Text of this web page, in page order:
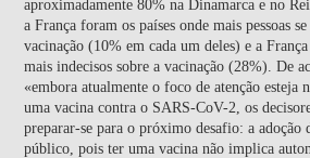
aproximadamente 80% na Dinamarca e no
a França foram os países onde mais pessoas
vacinação (10% em cada um deles) e a
mais indecisos sobre a vacinação (28%). De
«embora atualmente o foco de atenção esteja
uma vacina contra o SARS-CoV-2, os
preparar-se para o próximo desafio: a adoção
público, pois ter uma vacina não implica